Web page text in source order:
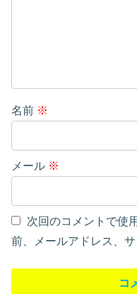
名前 ※
メール ※
次回のコメントで使
前、メールアドレス、サ